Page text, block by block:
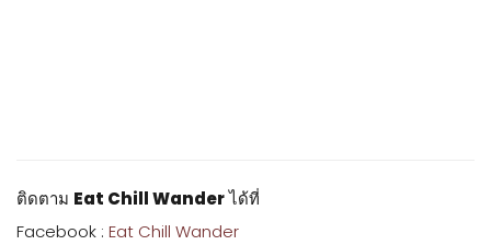
ติดตาม Eat Chill Wanderได้ที่
Facebook : Eat Chill Wander